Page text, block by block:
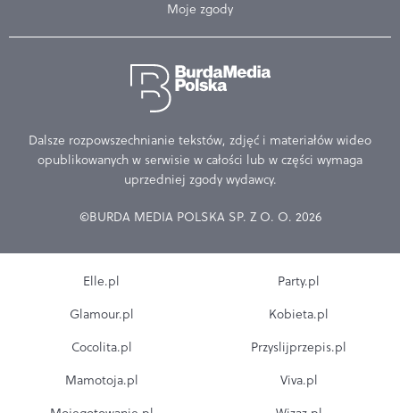
Moje zgody
Dalsze rozpowszechnianie tekstów, zdjęć i materiałów wideo
opublikowanych w serwisie w całości lub w części wymaga
uprzedniej zgody wydawcy.
©BURDA MEDIA POLSKA SP. Z O. O. 2026
Elle.pl
Glamour.pl
Cocolita.pl
Mamotoja.pl
Party.pl
Kobieta.pl
Przyslijprzepis.pl
Viva.pl